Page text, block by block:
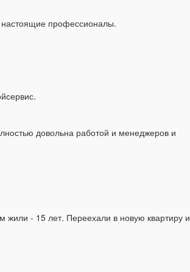
настоящие профессионалы.
довольна работой и менеджеров и
жили - 15 лет. Переехали в новую квартиру и